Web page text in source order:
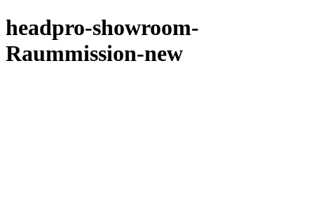
headpro-showroom-
Raummission-new